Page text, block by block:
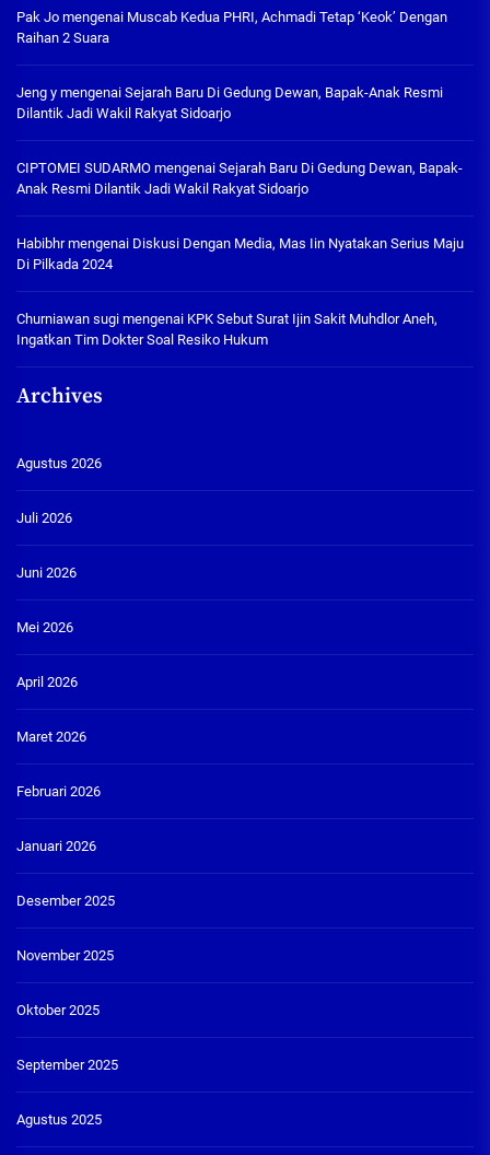
Pak Jo mengenai Muscab Kedua PHRI, Achmadi Tetap ‘Keok’ Dengan
Raihan 2 Suara
Jeng y mengenai Sejarah Baru Di Gedung Dewan, Bapak-Anak Resmi
Dilantik Jadi Wakil Rakyat Sidoarjo
CIPTOMEI SUDARMO mengenai Sejarah Baru Di Gedung Dewan, Bapak-
Anak Resmi Dilantik Jadi Wakil Rakyat Sidoarjo
Habibhrmengenai Diskusi Dengan Media, Mas Iin Nyatakan Serius Maju
Di Pilkada 2024
Churniawan sugi mengenai KPK Sebut Surat Ijin Sakit Muhdlor Aneh,
Ingatkan Tim Dokter Soal Resiko Hukum
Archives
Agustus 2026
Juli 2026
Juni 2026
Mei 2026
April 2026
Maret 2026
Februari 2026
Januari 2026
Desember 2025
November 2025
Oktober 2025
September 2025
Agustus 2025